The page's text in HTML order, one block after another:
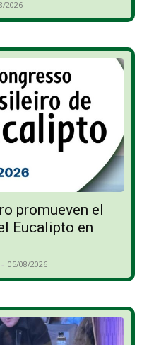
2026
promueven el
Eucalipto en
- 05/08/2026